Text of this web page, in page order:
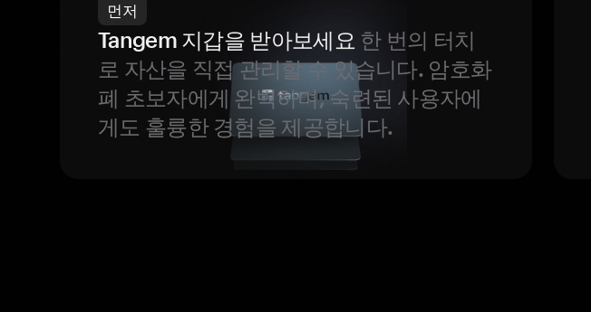
먼저
Tangem 지갑을 받아보세요 한 번의 터치
로 자산을 직접 관리할 수 있습니다. 암호화
폐 초보자에게 완벽하며, 숙련된 사용자에
게도 훌륭한 경험을 제공합니다.